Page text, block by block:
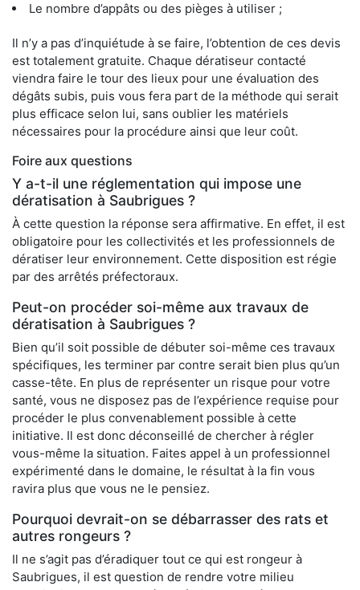
Le nombre d’appâts ou des pièges à utiliser ;
Il n’y a pas d’inquiétude à se faire, l’obtention de ces devis
est totalement gratuite. Chaque dératiseur contacté
viendra faire le tour des lieux pour une évaluation des
dégâts subis, puis vous fera part de la méthode qui serait
plus efficace selon lui, sans oublier les matériels
nécessaires pour la procédure ainsi que leur coût.
Foire aux questions
Y a-t-il une réglementation qui impose une
dératisation à Saubrigues ?
À cette question la réponse sera affirmative. En effet, il est
obligatoire pour les collectivités et les professionnels de
dératiser leur environnement. Cette disposition est régie
par des arrêtés préfectoraux.
Peut-on procéder soi-même aux travaux de
dératisation à Saubrigues ?
Bien qu’il soit possible de débuter soi-même ces travaux
spécifiques, les terminer par contre serait bien plus qu’un
casse-tête. En plus de représenter un risque pour votre
santé, vous ne disposez pas de l’expérience requise pour
procéder le plus convenablement possible à cette
initiative. Il est donc déconseillé de chercher à régler
vous-même la situation. Faites appel à un professionnel
expérimenté dans le domaine, le résultat à la fin vous
ravira plus que vous ne le pensiez.
Pourquoi devrait-on se débarrasser des rats et
autres rongeurs ?
Il ne s’agit pas d’éradiquer tout ce qui est rongeur à
Saubrigues, il est question de rendre votre milieu